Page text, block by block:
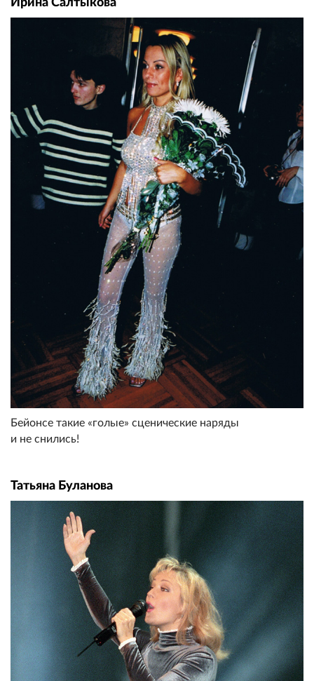
Бейонсе такие «голые» сценические наряды
и не снились!
Татьяна Буланова